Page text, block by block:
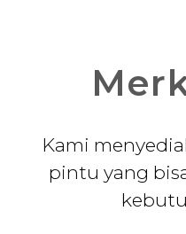
Kami
pintu yang